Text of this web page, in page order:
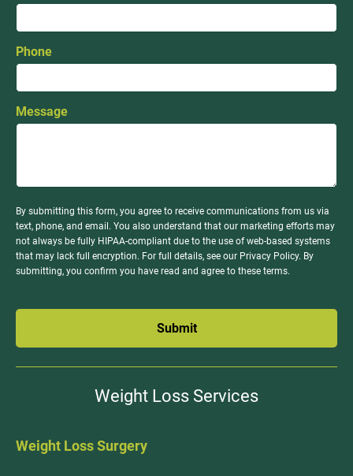
Phone
Message
By submitting this form, you agree to receive communications from us via
text, phone, and email. You also understand that our marketing efforts may
not always be fully HIPAA-compliant due to the use of web-based systems
that may lack full encryption. For full details, see our Privacy Policy. By
submitting, you confirm you have read and agree to these terms.
Submit
Weight Loss Services
Weight Loss Surgery